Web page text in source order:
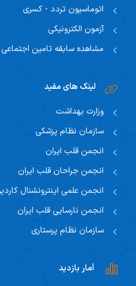
اتوماسیون تردد - کسری
آزمون الکترونیکی
مشاهده سابقه تامین اجتماعی
لینک های مفید
وزارت بهداشت
سازمان نظام پزشکی
انجمن قلب ایران
انجمن جراحان قلب ایران
انجمن علمی اینترونشنال
انجمن نارسایی قلب ایران
سازمان نظام پرستاری
آمار بازدید